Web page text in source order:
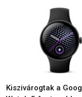
Kiszivárogtak a